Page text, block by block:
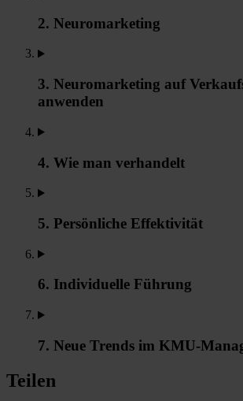
2. Neuromarketing
3. Neuromarketing auf
anwenden
4. Wie man verhandelt
5. Persönliche Effektivität
6. Individuelle Führung
7. Neue Trends im KMU-
Teilen